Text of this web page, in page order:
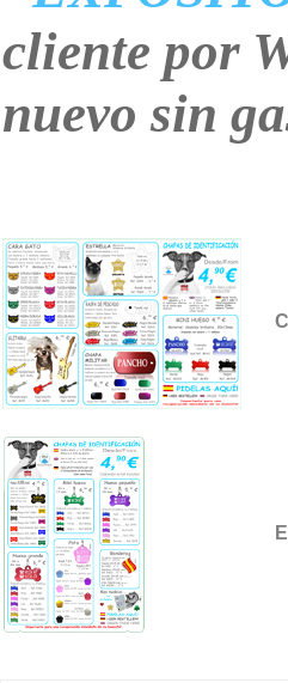
cliente por
nuevo sin